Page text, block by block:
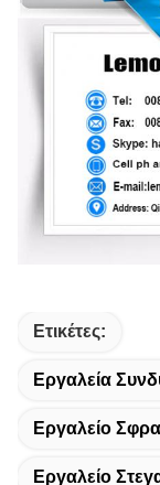
Ετικέτες:
Εργαλεία
Εργαλείο
Εργαλείο